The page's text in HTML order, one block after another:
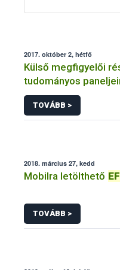
2017. október 2, hétfő
Külső megfigyelői
tudományos
TOVÁBB >
2018. március 27, kedd
Mobilra letölthető
TOVÁBB >